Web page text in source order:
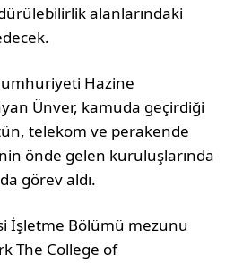
alanlarındaki
Hazine
Ünver, kamuda geçirdiği
telekom ve perakende
önde gelen kuruluşlarında
görev aldı.
İşletme Bölümü mezunu
The College of